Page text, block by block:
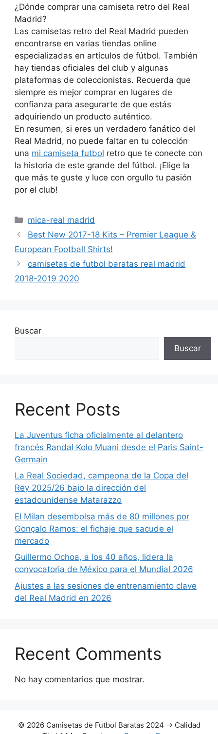
¿Dónde comprar una camiseta retro del Real
Madrid?
Las camisetas retro del Real Madrid pueden
encontrarse en varias tiendas online
especializadas en artículos de fútbol. También
hay tiendas oficiales del club y algunas
plataformas de coleccionistas. Recuerda que
siempre es mejor comprar en lugares de
confianza para asegurarte de que estás
adquiriendo un producto auténtico.
En resumen, si eres un verdadero fanático del
Real Madrid, no puede faltar en tu colección
una mi camiseta futbol retro que te conecte con
la historia de este grande del fútbol. ¡Elige la
que más te guste y luce con orgullo tu pasión
por el club!
Categorías
mica-real madrid
Best New 2017-18 Kits – Premier League &
European Football Shirts!
camisetas de futbol baratas real madrid
2018-2019 2020
Buscar
Buscar
Recent Posts
La Juventus ficha oficialmente al delantero
francés Randal Kolo Muani desde el Paris Saint-
Germain
La Real Sociedad, campeona de la Copa del
Rey 2025/26 bajo la dirección del
estadounidense Matarazzo
El Milan desembolsa más de 80 millones por
Gonçalo Ramos: el fichaje que sacude el
mercado
Guillermo Ochoa, a los 40 años, lidera la
convocatoria de México para el Mundial 2026
Ajustes a las sesiones de entrenamiento clave
del Real Madrid en 2026
Recent Comments
No hay comentarios que mostrar.
© 2026 Camisetas de Futbol Baratas 2024 → Calidad